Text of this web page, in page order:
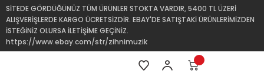
SİTEDE GÖRDÜĞÜNÜZ TÜM ÜRÜNLER STOKTA VARDIR, 5400 TL ÜZERİ
ALIŞVERİŞLERDE KARGO ÜCRETSİZDİR. EBAY'DE SATIŞTAKİ ÜRÜNLERİMİZDEN
İSTEĞİNİZ OLURSA İLETİŞİME GEÇİNİZ.
https://www.ebay.com/str/zihnimuzik